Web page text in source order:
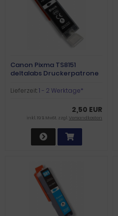
Canon Pixma TS8151
deltalabs Druckerpatrone
Lieferzeit:1 - 2 Werktage*
2,50 EUR
inkl. 19 % MwSt. zzgl.Versandkosten